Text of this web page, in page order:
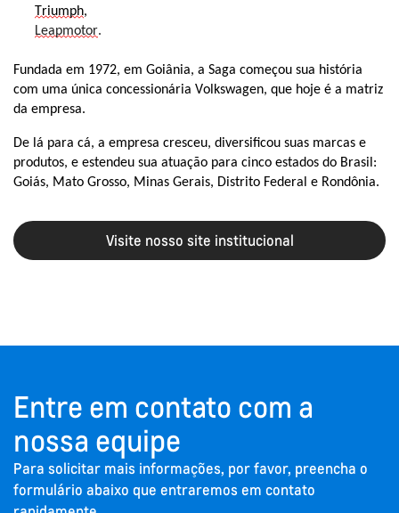
Triumph,
Leapmotor.
Fundada em 1972, em Goiânia, a Saga começou sua história
com uma única concessionária Volkswagen, que hoje é a matriz
da empresa.
De lá para cá, a empresa cresceu, diversificou suas marcas e
produtos, e estendeu sua atuação para cinco estados do Brasil:
Goiás, Mato Grosso, Minas Gerais, Distrito Federal e Rondônia.
Visite nosso site institucional
Entre em contato com a
nossa equipe
Para solicitar mais informações, por favor, preencha o
formulário abaixo que entraremos em contato